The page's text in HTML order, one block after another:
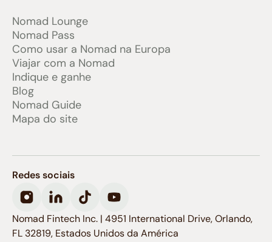
Nomad Lounge
Nomad Pass
Como usar a Nomad na Europa
Viajar com a Nomad
Indique e ganhe
Blog
Nomad Guide
Mapa do site
Redes sociais
Nomad Fintech Inc. | 4951 International Drive, Orlando,
FL 32819, Estados Unidos da América